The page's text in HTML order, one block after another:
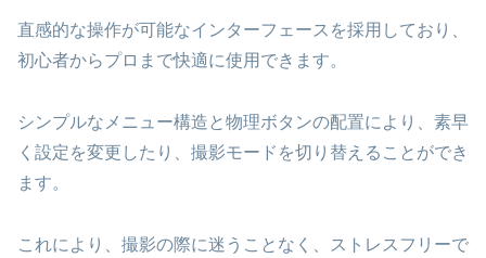
直感的な操作が可能なインターフェースを採用しており、
初心者からプロまで快適に使用できます。
シンプルなメニュー構造と物理ボタンの配置により、素早
く設定を変更したり、撮影モードを切り替えることができ
ます。
これにより、撮影の際に迷うことなく、ストレスフリーで